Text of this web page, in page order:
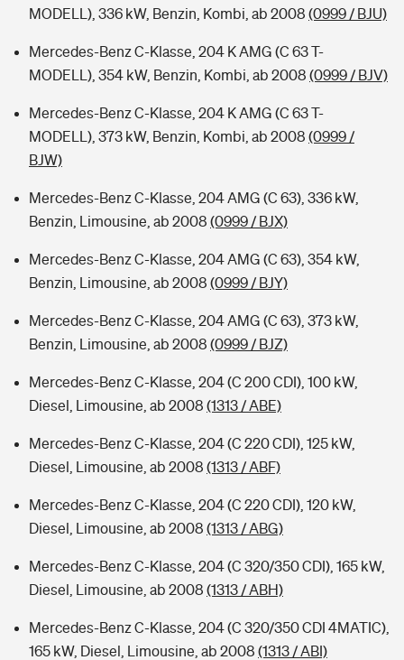
MODELL), 336 kW, Benzin, Kombi, ab 2008 (0999 / BJU)
Mercedes-Benz C-Klasse, 204 K AMG (C 63 T-
MODELL), 354 kW, Benzin, Kombi, ab 2008 (0999 / BJV)
Mercedes-Benz C-Klasse, 204 K AMG (C 63 T-
MODELL), 373 kW, Benzin, Kombi, ab 2008 (0999 /
BJW)
Mercedes-Benz C-Klasse, 204 AMG (C 63), 336 kW,
Benzin, Limousine, ab 2008 (0999 / BJX)
Mercedes-Benz C-Klasse, 204 AMG (C 63), 354 kW,
Benzin, Limousine, ab 2008 (0999 / BJY)
Mercedes-Benz C-Klasse, 204 AMG (C 63), 373 kW,
Benzin, Limousine, ab 2008 (0999 / BJZ)
Mercedes-Benz C-Klasse, 204 (C 200 CDI), 100 kW,
Diesel, Limousine, ab 2008 (1313 / ABE)
Mercedes-Benz C-Klasse, 204 (C 220 CDI), 125 kW,
Diesel, Limousine, ab 2008 (1313 / ABF)
Mercedes-Benz C-Klasse, 204 (C 220 CDI), 120 kW,
Diesel, Limousine, ab 2008 (1313 / ABG)
Mercedes-Benz C-Klasse, 204 (C 320/350 CDI), 165 kW,
Diesel, Limousine, ab 2008 (1313 / ABH)
Mercedes-Benz C-Klasse, 204 (C 320/350 CDI 4MATIC),
165 kW, Diesel, Limousine, ab 2008 (1313 / ABI)